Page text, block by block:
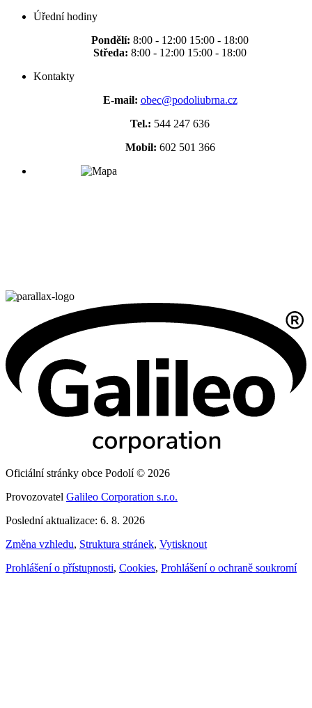
Úřední hodiny
Pondělí: 8:00 - 12:00 15:00 - 18:00
Středa: 8:00 - 12:00 15:00 - 18:00
Kontakty
E-mail: obec@podoliubrna.cz
Tel.: 544 247 636
Mobil: 602 501 366
Oficiální stránky obce Podolí © 2026
Provozovatel Galileo Corporation s.r.o.
Poslední aktualizace: 6. 8. 2026
Změna vzhledu, Struktura stránek, Vytisknout
Prohlášení o přístupnosti, Cookies, Prohlášení o ochraně soukromí